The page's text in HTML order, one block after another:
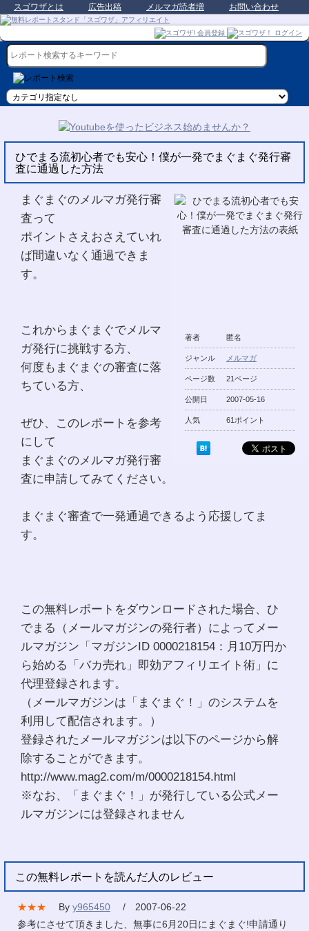
スゴワザとは 広告出稿 メルマガ読者増 お問い合わせ
ひでまる流初心者でも安心！僕が一発でまぐまぐ発行審
査に通過した方法
著者 匿名
ジャンル メルマガ
ページ数 21ページ
公開日 2007-05-16
人気 61ポイント
まぐまぐのメルマガ発行審
査って
ポイントさえおさえていれ
ば間違いなく通過できま
す。
これからまぐまぐでメルマ
ガ発行に挑戦する方、
何度もまぐまぐの審査に落
ちている方、
ぜひ、このレポートを参考
にして
まぐまぐのメルマガ発行審
査に申請してみてください。
まぐまぐ審査で一発通過できるよう応援してま
す。
この無料レポートをダウンロードされた場合、ひ
でまる（メールマガジンの発行者）によってメー
ルマガジン「マガジンID 0000218154：月10万円か
ら始める「バカ売れ」即効アフィリエイト術」に
代理登録されます。
（メールマガジンは「まぐまぐ！」のシステムを
利用して配信されます。）
登録されたメールマガジンは以下のページから解
除することができます。
http://www.mag2.com/m/0000218154.html
※なお、「まぐまぐ！」が発行している公式メー
ルマガジンには登録されません
この無料レポートを読んだ人のレビュー
★★★ By y965450
/ 2007-06-22
参考にさせて頂きました、無事に6月20日にまぐまぐ!申請通り